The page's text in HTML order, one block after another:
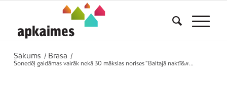
Sākums / Brasa
/
Šonedēļ gaidāmas vairāk nekā 30 mākslas norises “Baltajā naktī&#...